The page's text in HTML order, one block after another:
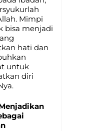
Mimpi
bisa menjadi
hati dan
untuk
diri